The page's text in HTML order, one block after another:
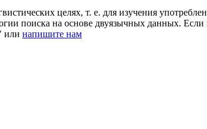
целях, т. е. для изучения
поиска на основе двуязычных данных.
или напишите нам